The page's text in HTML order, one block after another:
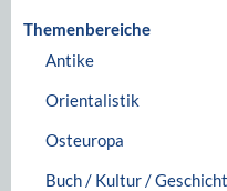
Themenbereiche
Antike
Orientalistik
Osteuropa
Buch / Kultur /